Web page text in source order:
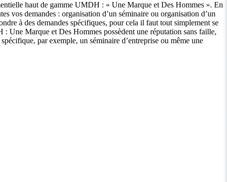
haut de gamme UMDH : « Une Marque et Des Hommes ». En
vos demandes : organisation d’un séminaire ou organisation d’un
à des demandes spécifiques, pour cela il faut tout simplement se
Une Marque et Des Hommes possèdent une réputation sans faille,
par exemple, un séminaire d’entreprise ou même une